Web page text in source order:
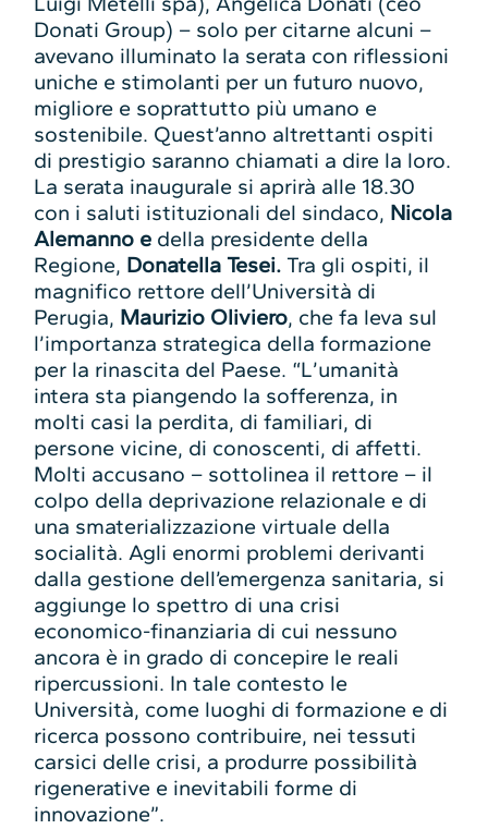
Donati Group) – solo per citarne alcuni –
avevano illuminato la serata con riflessioni
uniche e stimolanti per un futuro nuovo,
migliore e soprattutto più umano e
sostenibile. Quest’anno altrettanti ospiti
di prestigio saranno chiamati a dire la loro.
La serata inaugurale si aprirà alle 18.30
con i saluti istituzionali del sindaco, Nicola
Alemanno e della presidente della
Regione, Donatella Tesei.Tra gli ospiti, il
magnifico rettore dell’Università di
Perugia, Maurizio Oliviero, che fa leva sul
l’importanza strategica della formazione
per la rinascita del Paese. “L’umanità
intera sta piangendo la sofferenza, in
molti casi la perdita, di familiari, di
persone vicine, di conoscenti, di affetti.
Molti accusano – sottolinea il rettore – il
colpo della deprivazione relazionale e di
una smaterializzazione virtuale della
socialità. Agli enormi problemi derivanti
dalla gestione dell’emergenza sanitaria, si
aggiunge lo spettro di una crisi
economico-finanziaria di cui nessuno
ancora è in grado di concepire le reali
ripercussioni. In tale contesto le
Università, come luoghi di formazione e di
ricerca possono contribuire, nei tessuti
carsici delle crisi, a produrre possibilità
rigenerative e inevitabili forme di
innovazione”.